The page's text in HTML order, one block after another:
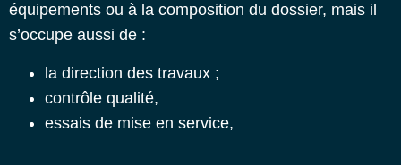
équipements ou à la composition du dossier, mais il
s’occupe aussi de :
la direction des travaux ;
contrôle qualité,
essais de mise en service,